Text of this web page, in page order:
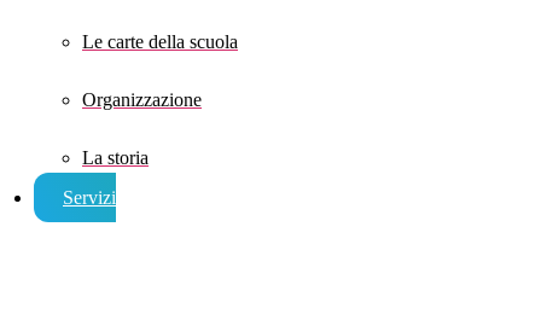
Le carte della scuola
Organizzazione
La storia
Servizi